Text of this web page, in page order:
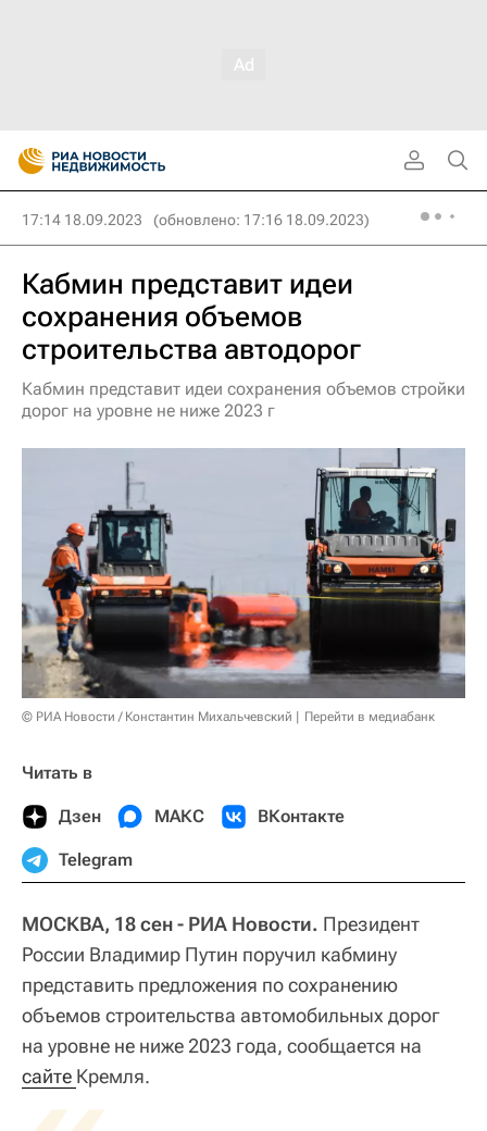
17:14 18.09.2023 (обновлено: 17:16 18.09.2023)
Кабмин представит идеи
сохранения объемов
строительства автодорог
Кабмин представит идеи сохранения объемов стройки
дорог на уровне не ниже 2023 г
© РИА Новости / Константин Михальчевский Перейти в медиабанк
Читать в
Дзен МАКС ВКонтакте
Telegram
МОСКВА, 18 сен - РИА Новости. Президент
России Владимир Путин поручил кабмину
представить предложения по сохранению
объемов строительства автомобильных дорог
на уровне не ниже 2023 года, сообщается на
сайте Кремля.